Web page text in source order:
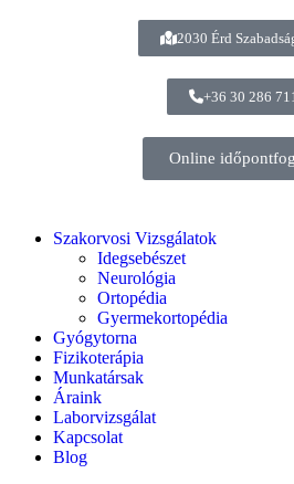
2030 Érd
+36 30 286
Online
Szakorvosi Vizsgálatok
Idegsebészet
Neurológia
Ortopédia
Gyermekortopédia
Gyógytorna
Fizikoterápia
Munkatársak
Áraink
Laborvizsgálat
Kapcsolat
Blog